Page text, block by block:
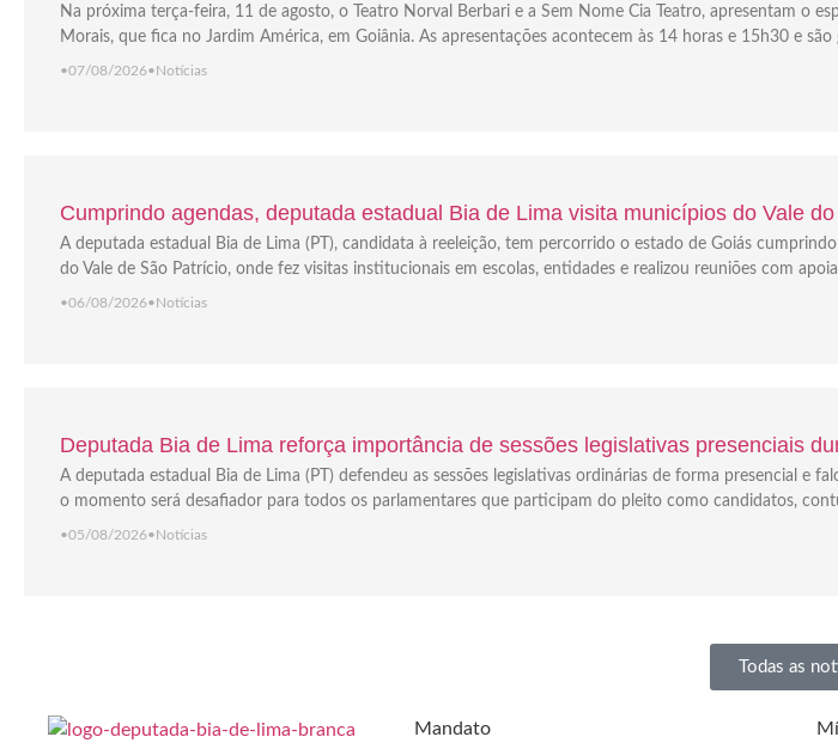
Na próxima terça-feira, 11 de agosto, o Teatro Norval Berbari e a Sem Nome Cia Teatro, apresentam o
Morais, que fica no Jardim América, em Goiânia. As apresentações acontecem às 14 horas e 15h30 e
•07/08/2026•Notícias
Cumprindo agendas, deputada estadual Bia de Lima visita municípios do Vale
A deputada estadual Bia de Lima (PT), candidata à reeleição, tem percorrido o estado de Goiás
do Vale de São Patrício, onde fez visitas institucionais em escolas, entidades e realizou reuniões com
•06/08/2026•Notícias
Deputada Bia de Lima reforça importância de sessões legislativas presenciais
A deputada estadual Bia de Lima (PT) defendeu as sessões legislativas ordinárias de forma presencial
o momento será desafiador para todos os parlamentares que participam do pleito como candidatos,
•05/08/2026•Notícias
Todas as
Mandato